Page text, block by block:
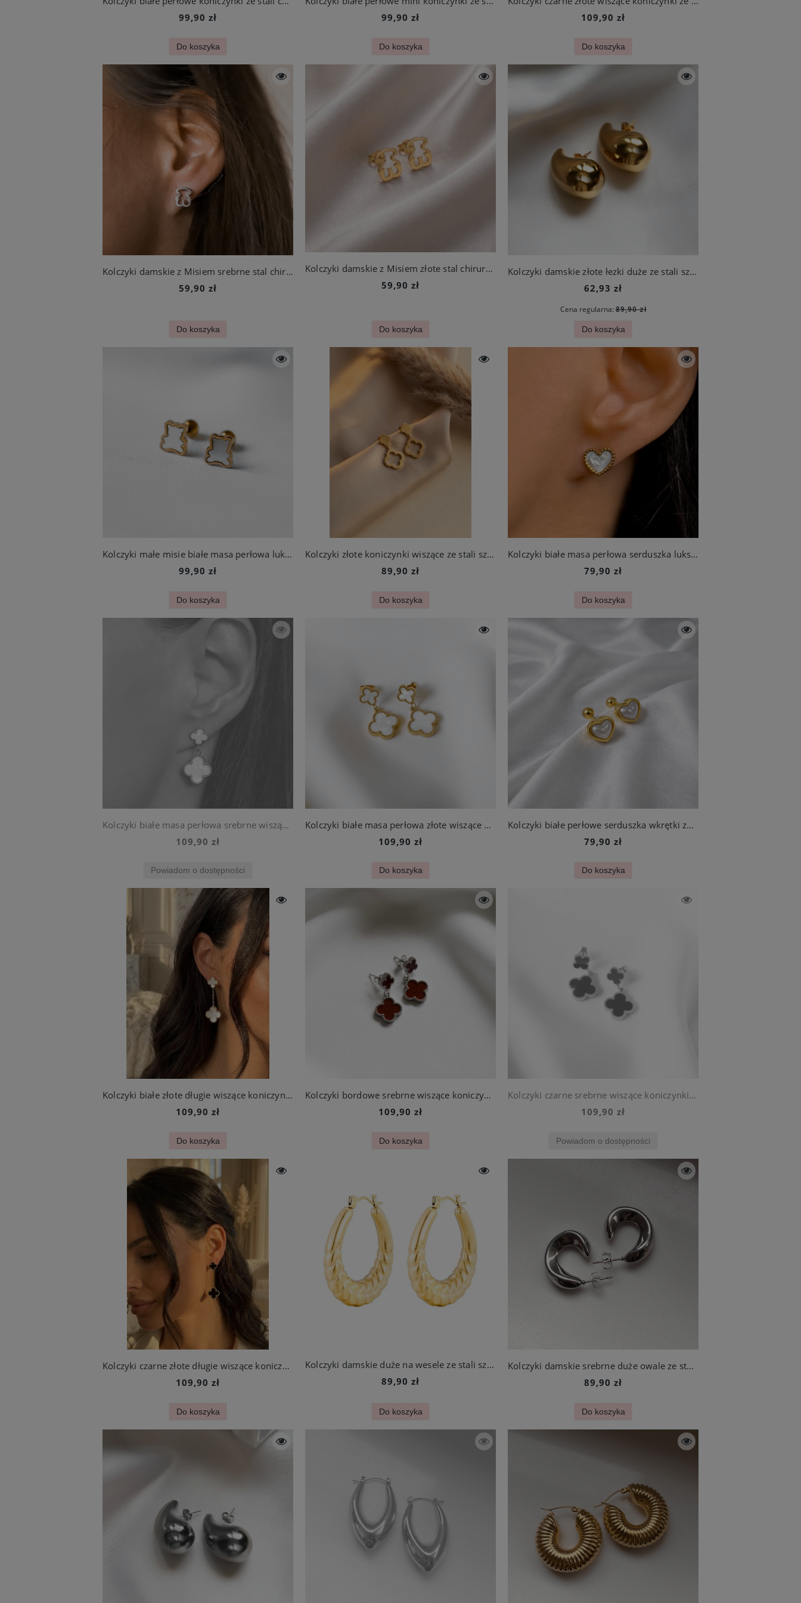
99,90 zł
Do koszyka
99,90 zł
Do koszyka
109,90 zł
Do koszyka
Kolczyki damskie z Misiem srebrne stal chirurgiczna
59,90 zł
Do koszyka
Kolczyki damskie z Misiem złote stal chirurgiczna
59,90 zł
Do koszyka
Kolczyki damskie złote łezki duże ze stali szlachetnej
62,93 zł
Cena regularna:89,90 zł
Do koszyka
Kolczyki małe misie białe masa perłowa luksusowe ze stali chirurgicznej
99,90 zł
Do koszyka
Kolczyki złote koniczynki wiszące ze stali szlachetnej
89,90 zł
Do koszyka
Kolczyki białe masa perłowa serduszka luksusowe ze stali szlachetnej
79,90 zł
Do koszyka
Kolczyki białe masa perłowa srebrne wiszące koniczynki ze stali jubilerskiej
109,90 zł
Powiadom o dostępności
Kolczyki białe masa perłowa złote wiszące koniczynki ze stali chirurgicznej
109,90 zł
Do koszyka
Kolczyki białe perłowe serduszka wkrętki ze stali szlachetnej
79,90 zł
Do koszyka
Kolczyki białe złote długie wiszące koniczynki ze stali chirurgicznej
109,90 zł
Do koszyka
Kolczyki bordowe srebrne wiszące koniczynki ze stali szlachetnej
109,90 zł
Do koszyka
Kolczyki czarne srebrne wiszące koniczynki ze stali szlachetnej
109,90 zł
Powiadom o dostępności
Kolczyki czarne złote długie wiszące koniczynki ze stali chirurgicznej
109,90 zł
Do koszyka
Kolczyki damskie duże na wesele ze stali szlachetnej
89,90 zł
Do koszyka
Kolczyki damskie srebrne duże owale ze stali szlachetnej
89,90 zł
Do koszyka